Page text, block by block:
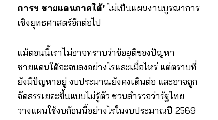
การฯ ชายแดนภาคใต้’ไม่เป็นแผนงานบูรณาการ
เชิงยุทธศาสตร์อีกต่อไป
แม้ตอนนี้เราไม่อาจทราบว่าข้อยุติของปัญหา
ชายแดนใต้จะจบลงอย่างไรและเมื่อไหร่ แต่ตราบที่
ยังมีปัญหาอยู่ งบประมาณยังคงเดินต่อ และอาจถูก
จัดสรรเยอะขึ้นแบบไม่รู้ตัว ชวนสำรวจว่ารัฐไทย
วางแผนใช้งบก้อนนี้อย่างไรในงบประมาณปี 2569